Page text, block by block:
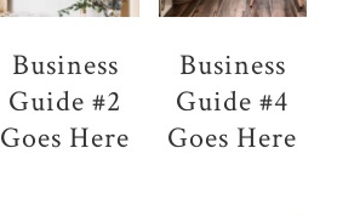
Business
Guide #2
Goes Here
Business
Guide #4
Goes Here